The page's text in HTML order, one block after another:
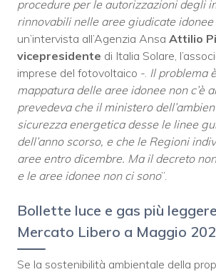
procedure per le autorizzazioni degli
rinnovabili nelle aree giudicate idonee
un’intervista all’Agenzia Ansa Attilio
vicepresidente di Italia Solare,
imprese del fotovoltaico -. Il problema
mappatura delle aree idonee non c’è
prevedeva che il ministero
sicurezza energetica desse le linee
dell’anno scorso, e che le Regioni
aree entro dicembre. Ma il decreto
e le aree idonee non ci sono”.
Bollette luce e gas più
Mercato Libero a Maggio
Se la sostenibilità ambientale della